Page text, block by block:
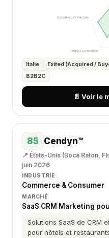
Italie Exited (Acquired /
B2B2C
📄 Voir le
85 Cendyn™
📍 États-Unis (Boca Raton,
juin 2026
INDUSTRIE
Commerce & Consumer
MARCHÉ
SaaS CRM Marketing
Solutions SaaS de CRM
pour hôtels et